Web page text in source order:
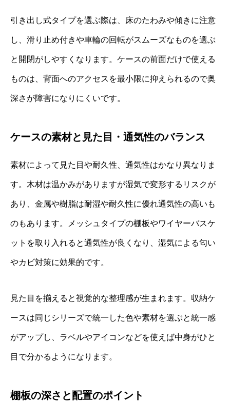
引き出し式タイプを選ぶ際は、床のたわみや傾きに注意
し、滑り止め付きや車輪の回転がスムーズなものを選ぶ
と開閉がしやすくなります。ケースの前面だけで使える
ものは、背面へのアクセスを最小限に抑えられるので奥
深さが障害になりにくいです。
ケースの素材と見た目・通気性のバランス
素材によって見た目や耐久性、通気性はかなり異なりま
す。木材は温かみがありますが湿気で変形するリスクが
あり、金属や樹脂は耐湿や耐久性に優れ通気性の高いも
のもあります。メッシュタイプの棚板やワイヤーバスケ
ットを取り入れると通気性が良くなり、湿気による匂い
やカビ対策に効果的です。
見た目を揃えると視覚的な整理感が生まれます。収納ケ
ースは同じシリーズで統一した色や素材を選ぶと統一感
がアップし、ラベルやアイコンなどを使えば中身がひと
目で分かるようになります。
棚板の深さと配置のポイント